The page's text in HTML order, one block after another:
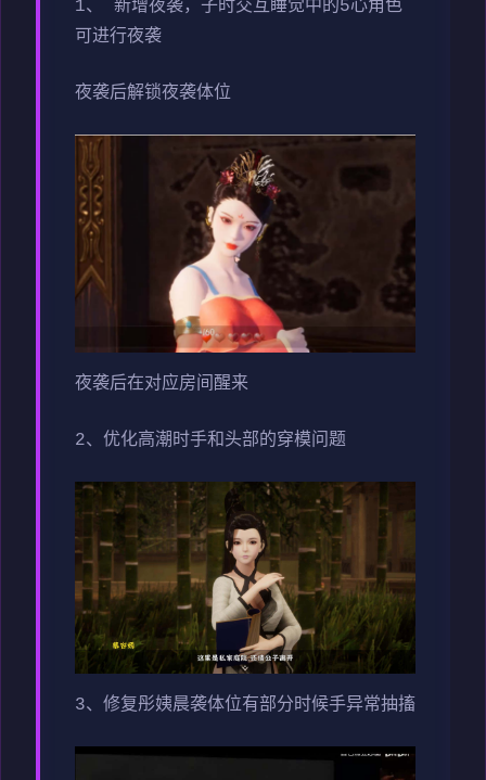
1、 新增夜袭，子时交互睡觉中的5心角色
可进行夜袭
夜袭后解锁夜袭体位
夜袭后在对应房间醒来
2、优化高潮时手和头部的穿模问题
3、修复彤姨晨袭体位有部分时候手异常抽搐